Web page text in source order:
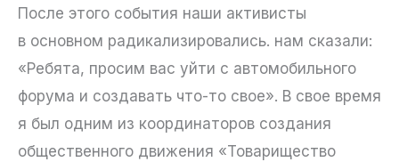
После этого события наши активисты
в основном радикализировались. нам сказали:
«Ребята, просим вас уйти с автомобильного
форума и создавать что-то свое». В свое время
я был одним из координаторов создания
общественного движения «Товарищество